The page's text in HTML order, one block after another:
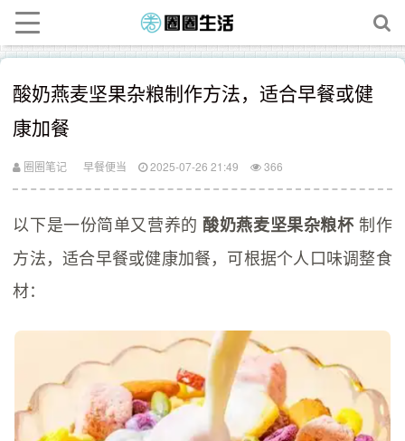
酸奶燕麦坚果杂粮制作方法，适合早餐或健
康加餐
圈圈笔记 早餐便当 2025-07-26 21:49 366
以下是一份简单又营养的酸奶燕麦坚果杂粮杯制作
方法，适合早餐或健康加餐，可根据个人口味调整食
材：